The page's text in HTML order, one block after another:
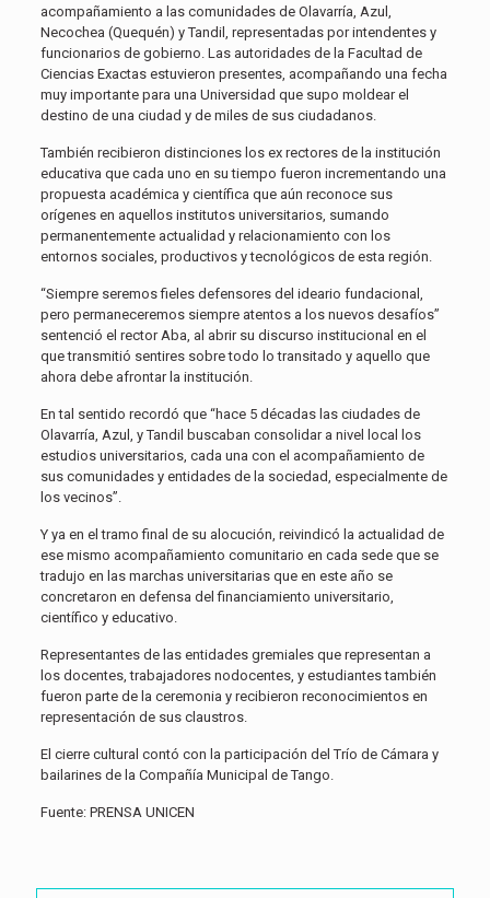
acompañamiento a las comunidades de Olavarría, Azul,
Necochea (Quequén) y Tandil, representadas por intendentes y
funcionarios de gobierno. Las autoridades de la Facultad de
Ciencias Exactas estuvieron presentes, acompañando una fecha
muy importante para una Universidad que supo moldear el
destino de una ciudad y de miles de sus ciudadanos.
También recibieron distinciones los ex rectores de la institución
educativa que cada uno en su tiempo fueron incrementando una
propuesta académica y científica que aún reconoce sus
orígenes en aquellos institutos universitarios, sumando
permanentemente actualidad y relacionamiento con los
entornos sociales, productivos y tecnológicos de esta región.
“Siempre seremos fieles defensores del ideario fundacional,
pero permaneceremos siempre atentos a los nuevos desafíos”
sentenció el rector Aba, al abrir su discurso institucional en el
que transmitió sentires sobre todo lo transitado y aquello que
ahora debe afrontar la institución.
En tal sentido recordó que “hace 5 décadas las ciudades de
Olavarría, Azul, y Tandil buscaban consolidar a nivel local los
estudios universitarios, cada una con el acompañamiento de
sus comunidades y entidades de la sociedad, especialmente de
los vecinos”.
Y ya en el tramo final de su alocución, reivindicó la actualidad de
ese mismo acompañamiento comunitario en cada sede que se
tradujo en las marchas universitarias que en este año se
concretaron en defensa del financiamiento universitario,
científico y educativo.
Representantes de las entidades gremiales que representan a
los docentes, trabajadores nodocentes, y estudiantes también
fueron parte de la ceremonia y recibieron reconocimientos en
representación de sus claustros.
El cierre cultural contó con la participación del Trío de Cámara y
bailarines de la Compañía Municipal de Tango.
Fuente: PRENSA UNICEN